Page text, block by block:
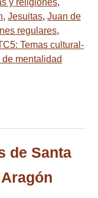
y religiones,
, Jesuitas, Juan de
regulares,
Temas cultural-
mentalidad
de Santa